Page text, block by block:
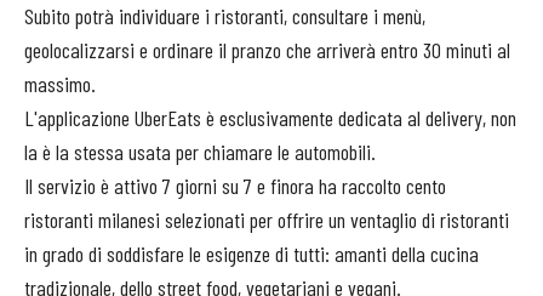
Subito potrà individuare i ristoranti, consultare i menù,
geolocalizzarsi e ordinare il pranzo che arriverà entro 30 minuti al
massimo.
L'applicazione UberEats è esclusivamente dedicata al delivery, non
la è la stessa usata per chiamare le automobili.
Il servizio è attivo 7 giorni su 7 e finora ha raccolto cento
ristoranti milanesi selezionati per offrire un ventaglio di ristoranti
in grado di soddisfare le esigenze di tutti: amanti della cucina
tradizionale, dello street food, vegetariani e vegani.